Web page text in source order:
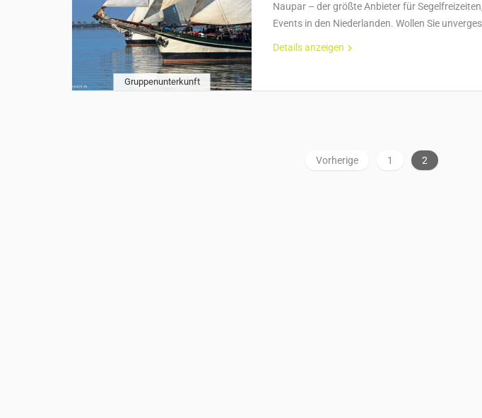
Gruppenunterkunft
Naupar – der größte Anbieter für
Events in den Niederlanden. Wollen Sie
Details anzeigen
Vorherige 1 2